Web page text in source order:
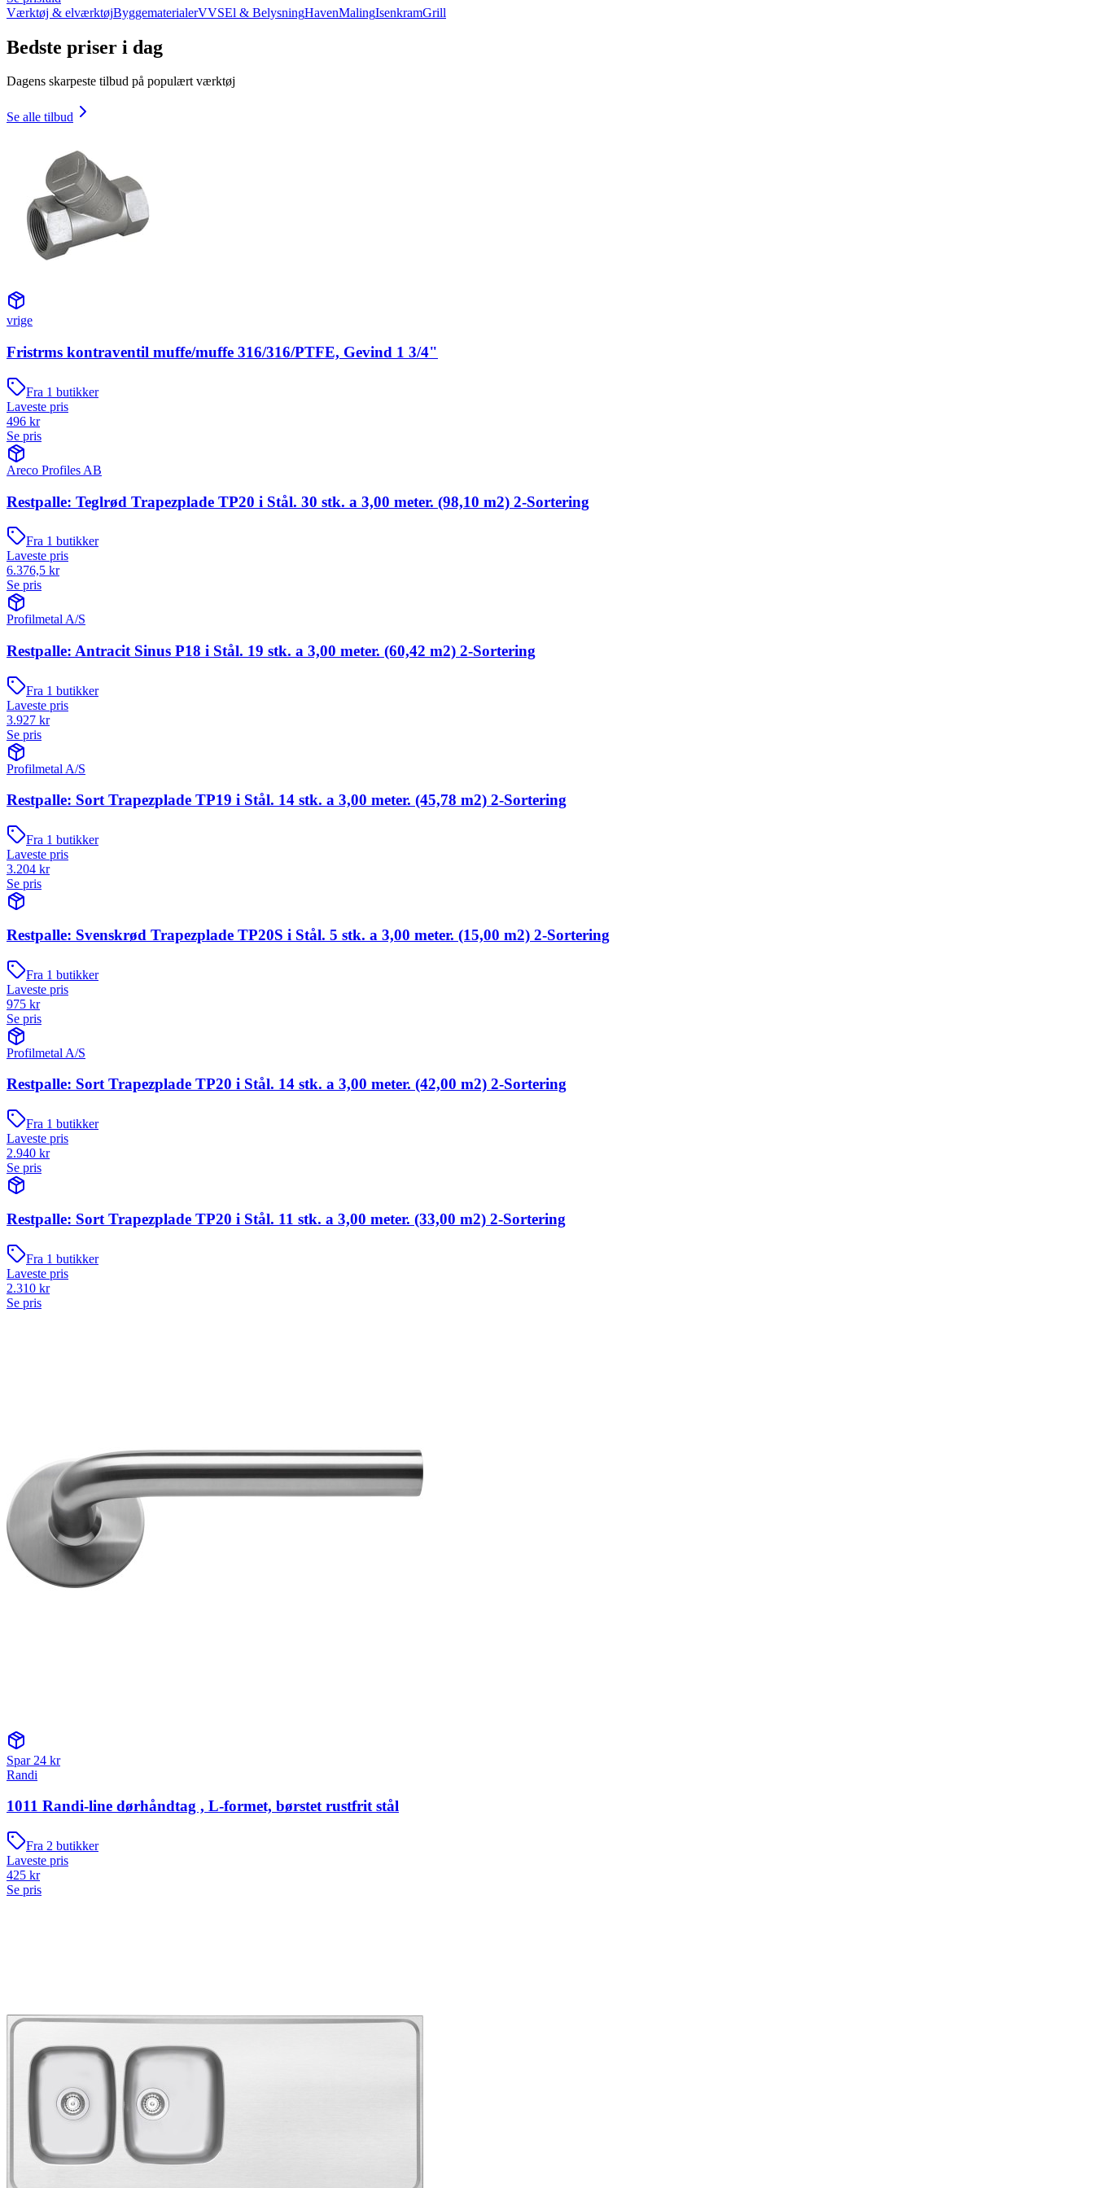
Værktøj & elværktøjByggematerialerVVSEl & BelysningHavenMalingIsenkramGrill
Bedste priser i dag
Dagens skarpeste tilbud på populært værktøj
Se alle tilbud
vrige
Fristrms kontraventil muffe/muffe 316/316/PTFE, Gevind 1 3/4"
Fra 1 butikker
Laveste pris
496 kr
Se pris
Areco Profiles AB
Restpalle: Teglrød Trapezplade TP20 i Stål. 30 stk. a 3,00 meter. (98,10 m2) 2-Sortering
Fra 1 butikker
Laveste pris
6.376,5 kr
Se pris
Profilmetal A/S
Restpalle: Antracit Sinus P18 i Stål. 19 stk. a 3,00 meter. (60,42 m2) 2-Sortering
Fra 1 butikker
Laveste pris
3.927 kr
Se pris
Profilmetal A/S
Restpalle: Sort Trapezplade TP19 i Stål. 14 stk. a 3,00 meter. (45,78 m2) 2-Sortering
Fra 1 butikker
Laveste pris
3.204 kr
Se pris
Restpalle: Svenskrød Trapezplade TP20S i Stål. 5 stk. a 3,00 meter. (15,00 m2) 2-Sortering
Fra 1 butikker
Laveste pris
975 kr
Se pris
Profilmetal A/S
Restpalle: Sort Trapezplade TP20 i Stål. 14 stk. a 3,00 meter. (42,00 m2) 2-Sortering
Fra 1 butikker
Laveste pris
2.940 kr
Se pris
Restpalle: Sort Trapezplade TP20 i Stål. 11 stk. a 3,00 meter. (33,00 m2) 2-Sortering
Fra 1 butikker
Laveste pris
2.310 kr
Se pris
Spar 24 kr
Randi
1011 Randi-line dørhåndtag , L-formet, børstet rustfrit stål
Fra 2 butikker
Laveste pris
425 kr
Se pris